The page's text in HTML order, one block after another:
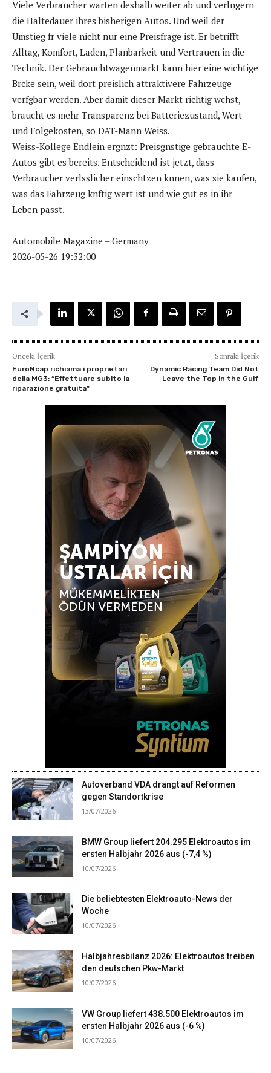
Viele Verbraucher warten deshalb weiter ab und verlngern
die Haltedauer ihres bisherigen Autos. Und weil der
Umstieg fr viele nicht nur eine Preisfrage ist. Er betrifft
Alltag, Komfort, Laden, Planbarkeit und Vertrauen in die
Technik. Der Gebrauchtwagenmarkt kann hier eine wichtige
Brcke sein, weil dort preislich attraktivere Fahrzeuge
verfgbar werden. Aber damit dieser Markt richtig wchst,
braucht es mehr Transparenz bei Batteriezustand, Wert
und Folgekosten, so DAT-Mann Weiss.
Weiss-Kollege Endlein ergnzt: Preisgnstige gebrauchte E-
Autos gibt es bereits. Entscheidend ist jetzt, dass
Verbraucher verlsslicher einschtzen knnen, was sie kaufen,
was das Fahrzeug knftig wert ist und wie gut es in ihr
Leben passt.
Automobile Magazine – Germany
2026-05-26 19:32:00
Önceki İçerik
EuroNcap richiama i proprietari
della MG3: “Effettuare subito la
riparazione gratuita”
Sonraki İçerik
Dynamic Racing Team Did Not
Leave the Top in the Gulf
Autoverband VDA drängt auf Reformen
gegen Standortkrise
13/07/2026
BMW Group liefert 204.295 Elektroautos im
ersten Halbjahr 2026 aus (-7,4 %)
10/07/2026
Die beliebtesten Elektroauto-News der
Woche
10/07/2026
Halbjahresbilanz 2026: Elektroautos treiben
den deutschen Pkw-Markt
10/07/2026
VW Group liefert 438.500 Elektroautos im
ersten Halbjahr 2026 aus (-6 %)
10/07/2026